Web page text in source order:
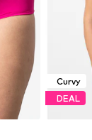
Curvy
DEAL